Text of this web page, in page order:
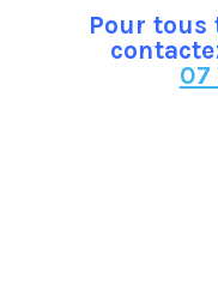
Pour tous
07